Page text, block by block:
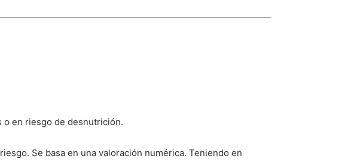
o en riesgo de desnutrición.
Se basa en una valoración numérica. Teniendo en